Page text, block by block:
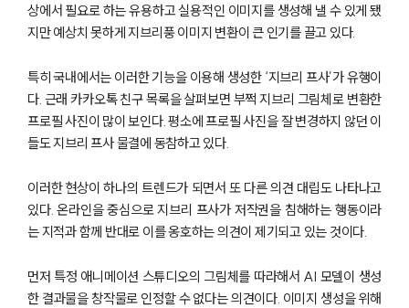
상에서 필요로 하는 유용하고 실용적인 이미지를 생성해 낼 수 있게 됐
지만 예상치 못하게 지브리풍 이미지 변환이 큰 인기를 끌고 있다.
특히 국내에서는 이러한 기능을 이용해 생성한 ‘지브리 프사’가 유행이
다. 근래 카카오톡 친구 목록을 살펴보면 부쩍 지브리 그림체로 변환한
프로필 사진이 많이 보인다. 평소에 프로필 사진을 잘 변경하지 않던 이
들도 지브리 프사 물결에 동참하고 있다.
이러한 현상이 하나의 트렌드가 되면서 또 다른 의견 대립도 나타나고
있다. 온라인을 중심으로 지브리 프사가 저작권을 침해하는 행동이라
는 지적과 함께 반대로 이를 옹호하는 의견이 제기되고 있는 것이다.
먼저 특정 애니메이션 스튜디오의 그림체를 따라해서 AI 모델이 생성
한 결과물을 창작물로 인정할 수 없다는 의견이다. 이미지 생성을 위해